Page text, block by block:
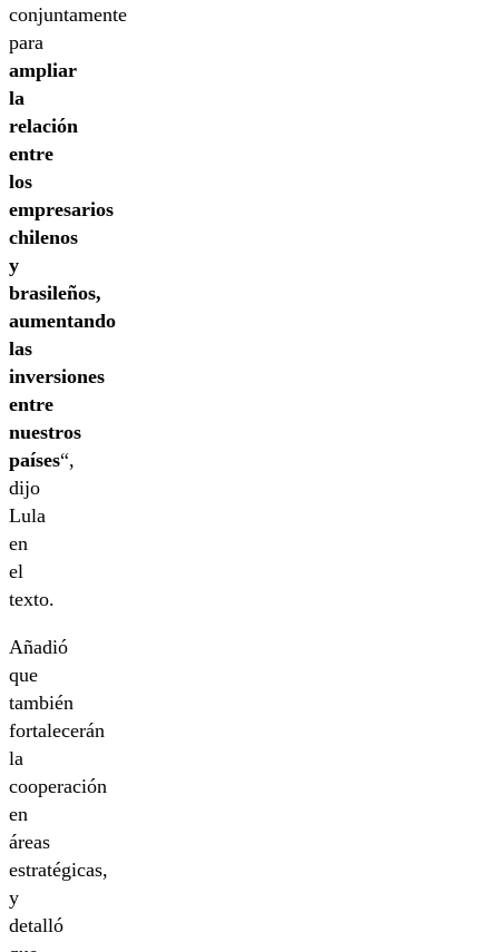
conjuntamente
para
ampliar
la
relación
entre
los
empresarios
chilenos
y
brasileños,
aumentando
las
inversiones
entre
nuestros
países“,
dijo
Lula
en
el
texto.
Añadió
que
también
fortalecerán
la
cooperación
en
áreas
estratégicas,
y
detalló